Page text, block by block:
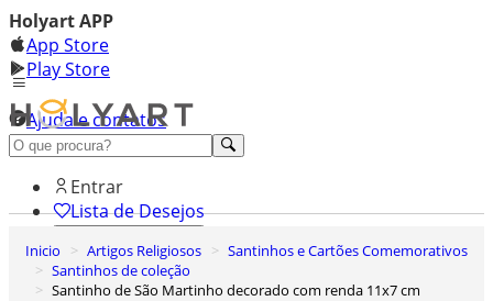
Holyart APP
App Store
Play Store
Ajuda e contatos
Conheça premium
Entrar
Lista de Desejos
0
Carrinho de Compras
Inicio Artigos Religiosos
Santinhos e Cartões Comemorativos
Santinhos de coleção
Santinho de São Martinho decorado com renda 11x7 cm